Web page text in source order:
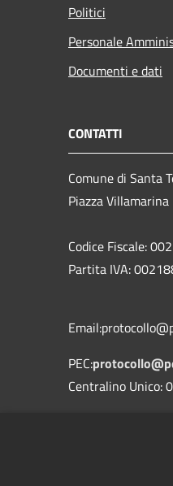
Politici
Personale
Documenti e dati
CONTATTI
Comune di Santa
Piazza Villamarina
Codice Fiscale:
Partita IVA:
PEC:
Centralino Unico: